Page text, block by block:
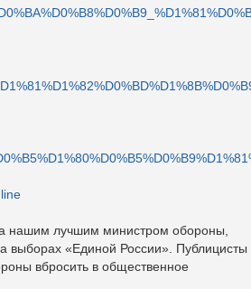
нашим лучшим министром обороны,
выборах «Единой России». Публицисты
вбросить в общественное